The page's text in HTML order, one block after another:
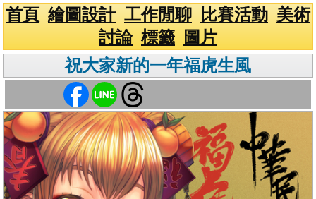
首頁 繪圖設計 工作閒聊 比賽活動 美術
討論 標籤
圖片
祝大家新的一年福虎生風